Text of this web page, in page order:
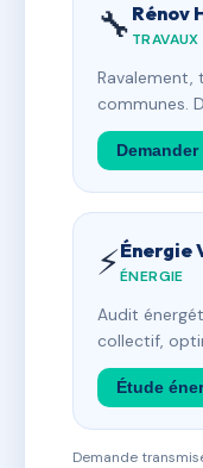
🔧 Rénov
Ravalement,
communes.
⚡Énergie
ÉNERGIE
Audit
collectif,
Étude
Demande